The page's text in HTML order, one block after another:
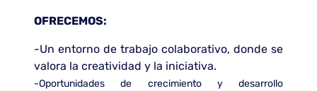
OFRECEMOS:
-Un entorno de trabajo colaborativo, donde se
valora la creatividad y la iniciativa.
-Oportunidades de crecimiento y desarrollo